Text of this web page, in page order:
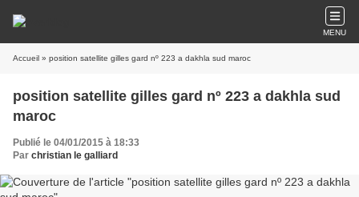
MENU
Accueil » position satellite gilles gard nº 223 a dakhla sud maroc
position satellite gilles gard nº 223 a dakhla sud
maroc
Publié le 04/01/2015 à 18:33
Par christian le galliard